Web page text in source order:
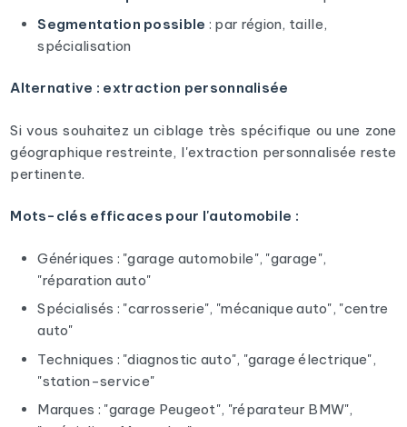
Segmentation possible : par région, taille,
spécialisation
Alternative : extraction personnalisée
Si vous souhaitez un ciblage très spécifique ou une zone
géographique restreinte, l'extraction personnalisée reste
pertinente.
Mots-clés efficaces pour l'automobile :
Génériques : "garage automobile", "garage",
"réparation auto"
Spécialisés : "carrosserie", "mécanique auto", "centre
auto"
Techniques : "diagnostic auto", "garage électrique",
"station-service"
Marques : "garage Peugeot", "réparateur BMW",